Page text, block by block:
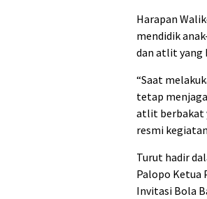
Harapan
mendidik
dan atlit yang
“Saat
tetap
atlit berbakat
resmi
Turut hadir
Palopo Ketua
Invitasi Bola